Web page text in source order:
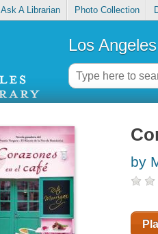
Ask A Librarian Photo Collection
Los
by